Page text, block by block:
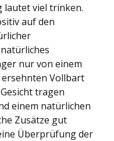
lautet viel trinken.
auf den
nur von einem
Vollbart
tragen
einem natürlichen
Zusätze gut
Überprüfung der